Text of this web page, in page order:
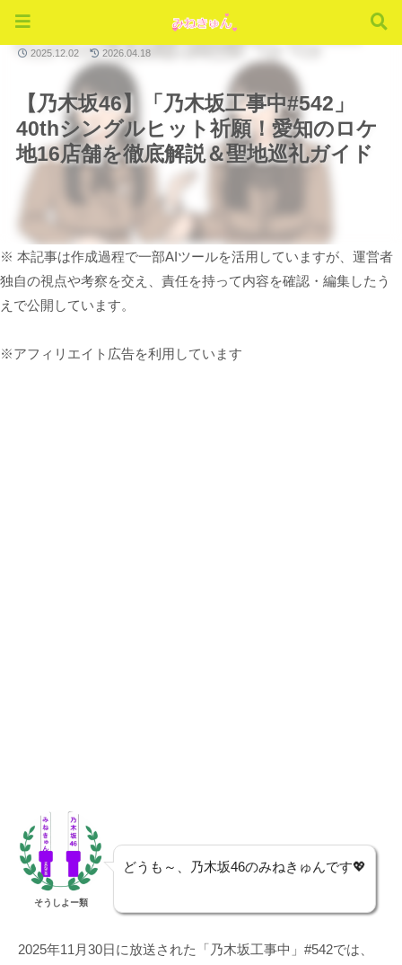
【乃木坂46】「乃木坂工事中#542」
40thシングルヒット祈願！愛知のロケ
地16店舗を徹底解説＆聖地巡礼ガイド
乃木坂工事中
2025.12.02 2026.04.18
※ 本記事は作成過程で一部AIツールを活用していますが、運営者
独自の視点や考察を交え、責任を持って内容を確認・編集したう
えで公開しています。
※アフィリエイト広告を利用しています
そうしよー類
どうも～、乃木坂46のみねきゅんです💖
2025年11月30日に放送された「乃木坂工事中」#542では、